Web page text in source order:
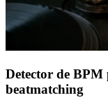
Detector de BPM
beatmatching